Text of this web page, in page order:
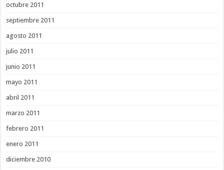
octubre 2011
septiembre 2011
agosto 2011
julio 2011
junio 2011
mayo 2011
abril 2011
marzo 2011
febrero 2011
enero 2011
diciembre 2010